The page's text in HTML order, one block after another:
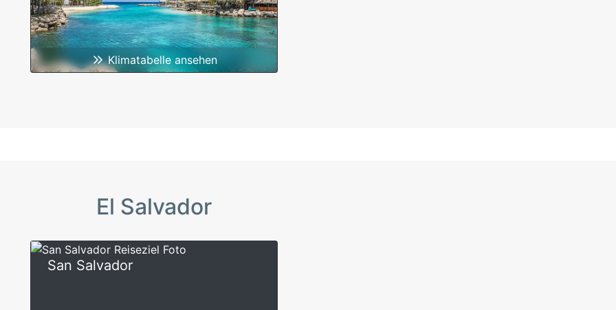
Klimatabelle ansehen
El Salvador
San Salvador